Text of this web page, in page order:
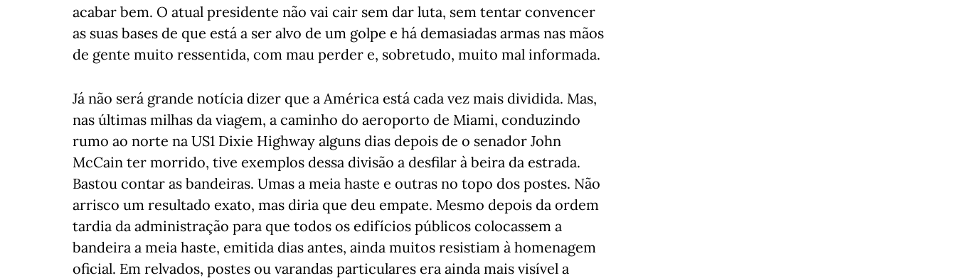
acabar bem. O atual presidente não vai cair sem dar luta, sem tentar convencer
as suas bases de que está a ser alvo de um golpe e há demasiadas armas nas mãos
de gente muito ressentida, com mau perder e, sobretudo, muito mal informada.
Já não será grande notícia dizer que a América está cada vez mais dividida. Mas,
nas últimas milhas da viagem, a caminho do aeroporto de Miami, conduzindo
rumo ao norte na US1 Dixie Highway alguns dias depois de o senador John
McCain ter morrido, tive exemplos dessa divisão a desfilar à beira da estrada.
Bastou contar as bandeiras. Umas a meia haste e outras no topo dos postes. Não
arrisco um resultado exato, mas diria que deu empate. Mesmo depois da ordem
tardia da administração para que todos os edifícios públicos colocassem a
bandeira a meia haste, emitida dias antes, ainda muitos resistiam à homenagem
oficial. Em relvados, postes ou varandas particulares era ainda mais visível a